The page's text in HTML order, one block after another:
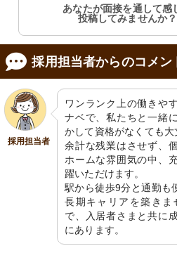
清潔感のあふれる空間で、心地よい職
場環境が整っています。
ト
安全
潔感
あなたが面接を通して感
投稿してみませんか？
採用担当者からのコメン
採用担当者
ワンランク上の働きや
ナベで、私たちと一緒
かして資格がなくても大
余計な残業はさせず、
ホームな雰囲気の中、
躍いただけます。
駅から徒歩9分と通勤も
長期キャリアを築き
で、入居者さまと共に
にあります。